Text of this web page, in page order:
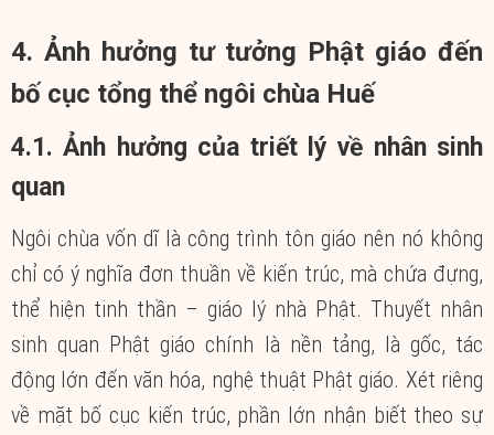
4. Ảnh hưởng tư tưởng Phật giáo đến
bố cục tổng thể ngôi chùa Huế
4.1. Ảnh hưởng của triết lý về nhân sinh
quan
Ngôi chùa vốn dĩ là công trình tôn giáo nên nó không
chỉ có ý nghĩa đơn thuần về kiến trúc, mà chứa đựng,
thể hiện tinh thần – giáo lý nhà Phật. Thuyết nhân
sinh quan Phật giáo chính là nền tảng, là gốc, tác
động lớn đến văn hóa, nghệ thuật Phật giáo. Xét riêng
về mặt bố cục kiến trúc, phần lớn nhận biết theo sự